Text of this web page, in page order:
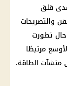
قلق
والتصريحات
تطورت
مرتبطًا
منشآت الطاقة.